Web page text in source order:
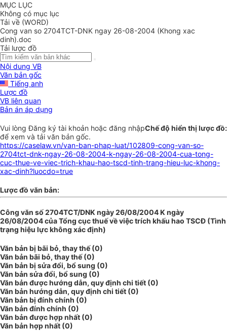
MỤC LỤC
Không có mục lục
Tải về (WORD)
Cong van so 2704TCT-DNK ngay 26-08-2004 (Khong xac
dinh).doc
Tải lược đồ
Nội dung VB
Văn bản gốc
Tiếng anh
Lược đồ
VB liên quan
Bản án áp dụng
Chế độ hiển thị lược đồ:
Vui lòngĐăng ký tài khoản hoặc đăng nhập
để xem và tải văn bản gốc.
https://caselaw.vn/van-ban-phap-luat/102809-cong-van-so-
2704tct-dnk-ngay-26-08-2004-k-ngay-26-08-2004-cua-tong-
cuc-thue-ve-viec-trich-khau-hao-tscd-tinh-trang-hieu-luc-khong-
xac-dinh?luocdo=true
Lược đồ văn bản:
Công văn số 2704TCT/DNK ngày 26/08/2004 K ngày
26/08/2004 của Tổng cục thuế về việc trích khấu hao TSCĐ (Tình
trạng hiệu lực không xác định)
Văn bản bị bãi bỏ, thay thế (0)
Văn bản bãi bỏ, thay thế (0)
Văn bản bị sửa đổi, bổ sung (0)
Văn bản sửa đổi, bổ sung (0)
Văn bản được hướng dẫn, quy định chi tiết (0)
Văn bản hướng dẫn, quy định chi tiết (0)
Văn bản bị đính chính (0)
Văn bản đính chính (0)
Văn bản được hợp nhất (0)
Văn bản hợp nhất (0)